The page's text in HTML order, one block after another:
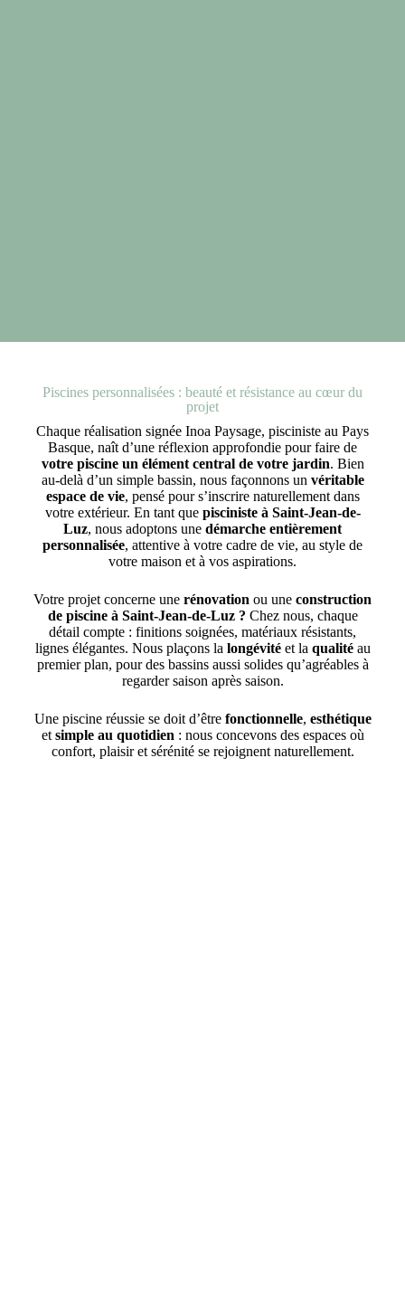
Piscines personnalisées : beauté et résistance au cœur du
projet
Chaque réalisation signée Inoa Paysage, pisciniste au Pays
Basque, naît d’une réflexion approfondie pour faire de
votre piscine un élément central de votre jardin. Bien
au-delà d’un simple bassin, nous façonnons un véritable
espace de vie, pensé pour s’inscrire naturellement dans
votre extérieur. En tant que pisciniste à Saint-Jean-de-
Luz, nous adoptons une démarche entièrement
personnalisée, attentive à votre cadre de vie, au style de
votre maison et à vos aspirations.
Votre projet concerne une rénovation ou une construction
de piscine à Saint-Jean-de-Luz ? Chez nous, chaque
détail compte : finitions soignées, matériaux résistants,
lignes élégantes. Nous plaçons la longévitéet la qualitéau
premier plan, pour des bassins aussi solides qu’agréables à
regarder saison après saison.
Une piscine réussie se doit d’être fonctionnelle, esthétique
et simple au quotidien : nous concevons des espaces où
confort, plaisir et sérénité se rejoignent naturellement.